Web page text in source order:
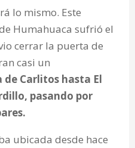
lo mismo. Este
Humahuaca sufrió el
cerrar la puerta de
casi un
de Carlitos hasta El
pasando por
ubicada desde hace